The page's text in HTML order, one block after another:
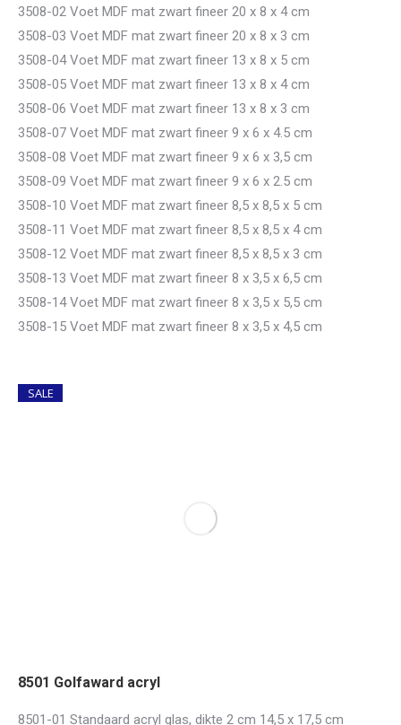
3508-02 Voet MDF mat zwart fineer 20 x 8 x 4 cm
3508-03 Voet MDF mat zwart fineer 20 x 8 x 3 cm
3508-04 Voet MDF mat zwart fineer 13 x 8 x 5 cm
3508-05 Voet MDF mat zwart fineer 13 x 8 x 4 cm
3508-06 Voet MDF mat zwart fineer 13 x 8 x 3 cm
3508-07 Voet MDF mat zwart fineer 9 x 6 x 4.5 cm
3508-08 Voet MDF mat zwart fineer 9 x 6 x 3,5 cm
3508-09 Voet MDF mat zwart fineer 9 x 6 x 2.5 cm
3508-10 Voet MDF mat zwart fineer 8,5 x 8,5 x 5 cm
3508-11 Voet MDF mat zwart fineer 8,5 x 8,5 x 4 cm
3508-12 Voet MDF mat zwart fineer 8,5 x 8,5 x 3 cm
3508-13 Voet MDF mat zwart fineer 8 x 3,5 x 6,5 cm
3508-14 Voet MDF mat zwart fineer 8 x 3,5 x 5,5 cm
3508-15 Voet MDF mat zwart fineer 8 x 3,5 x 4,5 cm
SALE
8501 Golfaward acryl
8501-01 Standaard acryl glas, dikte 2 cm 14,5 x 17,5 cm